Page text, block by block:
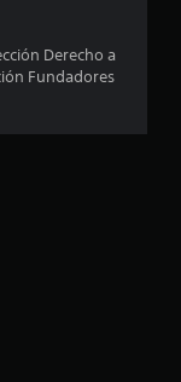
c
a
l
Derecho a
Fundadores